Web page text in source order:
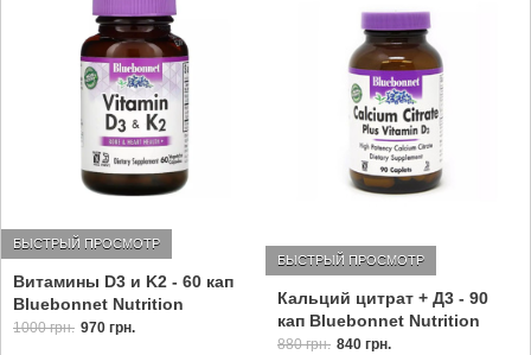
Витамины D3 и K2 - 60 кап
Bluebonnet Nutrition
БЫСТРЫЙ ПРОСМОТР
1000 грн. 970 грн.
Кальций цитрат + Д3 - 90
кап Bluebonnet Nutrition
БЫСТРЫЙ ПРОСМОТР
880 грн. 840 грн.